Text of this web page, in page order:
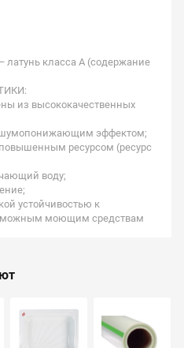
класса А (содержание
из высококачественных
шумопонижающим эффектом;
ресурсом (ресурс
воду;
устойчивостью к
моющим средствам